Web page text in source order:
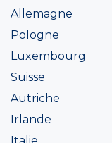
Allemagne
Pologne
Luxembourg
Suisse
Autriche
Irlande
Italie